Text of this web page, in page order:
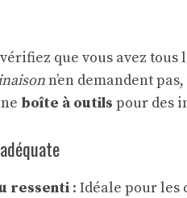
que vous avez tous
n’en demandent
boîte à outils pour des
ressenti : Idéale pour les